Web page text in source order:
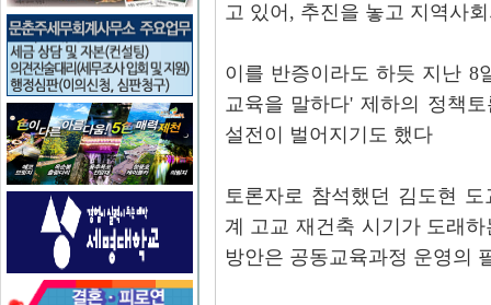
고 있어, 추진을 놓고 지역사
이를 반증이라도 하듯 지난 8
교육을 말하다' 제하의 정책
설전이 벌어지기도 했다
토론자로 참석했던 김도현
계 고교 재건축 시기가 도래
방안은 공동교육과정 운영의